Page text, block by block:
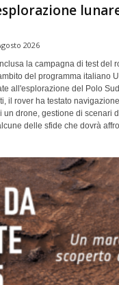
2026
la campagna di test del
del programma italiano
all'esplorazione del Polo
il rover ha testato
drone, gestione di scenari
delle sfide che dovrà